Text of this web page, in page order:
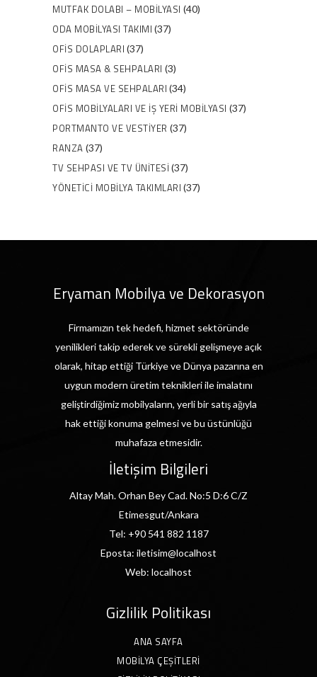
MUTFAK DOLABI – MOBILYASI (40)
ODA MOBILYASI TAKIMI (37)
OFIS DOLAPLARI (37)
OFIS MASA & SEHPALARI (3)
OFIS MASA VE SEHPALARI (34)
OFIS MOBILYALARI VE İŞ YERI MOBILYASI (37)
PORTMANTO VE VESTIYER (37)
RANZA (37)
TV SEHPASI VE TV ÜNITESI (37)
YÖNETICI MOBILYA TAKIMLARI (37)
Eryaman Mobilya ve Dekorasyon
Firmamızın tek hedefi, hizmet sektöründe
yenilikleri takip ederek ve sürekli gelişmeye açık
olarak, hitap ettiği Türkiye ve Dünya pazarına en
uygun modern üretim teknikleri ile imalatını
geliştirdiğimiz mobilyaların, yerli bir satış ağıyla
hak ettiği konuma gelmesi ve bu üstünlüğü
muhafaza etmesidir.
İletişim Bilgileri
Altay Mah. Orhan Bey Cad. No:5 D:6 C/Z
Etimesgut/Ankara
Tel: +90 541 882 1187
Eposta: iletisim@localhost
Web: localhost
Gizlilik Politikası
ANA SAYFA
MOBILYA ÇEŞITLERI